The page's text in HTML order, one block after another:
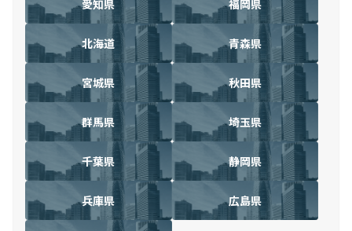
愛知県 福岡県
北海道 青森県
宮城県 秋田県
群馬県 埼玉県
千葉県 静岡県
兵庫県 広島県